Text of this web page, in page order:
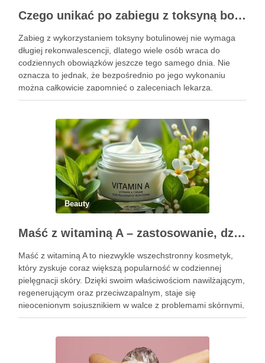
Czego unikać po zabiegu z toksyną botulinową?
Zabieg z wykorzystaniem toksyny botulinowej nie wymaga
długiej rekonwalescencji, dlatego wiele osób wraca do
codziennych obowiązków jeszcze tego samego dnia. Nie
oznacza to jednak, że bezpośrednio po jego wykonaniu
można całkowicie zapomnieć o zaleceniach lekarza.
Pierwsze godziny i dni po zabiegu mają znaczenie dla
Beauty
Maść z witaminą A – zastosowanie, działanie i bezpieczeństwo stosowania
Maść z witaminą A to niezwykle wszechstronny kosmetyk,
który zyskuje coraz większą popularność w codziennej
pielęgnacji skóry. Dzięki swoim właściwościom nawilżającym,
regenerującym oraz przeciwzapalnym, staje się
nieocenionym sojusznikiem w walce z problemami skórnymi,
takimi jak zmarszczki, trądzik czy podrażnienia. Jej działanie